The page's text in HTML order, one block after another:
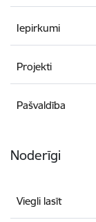
Iepirkumi
Projekti
Pašvaldība
Noderīgi
Viegli lasīt